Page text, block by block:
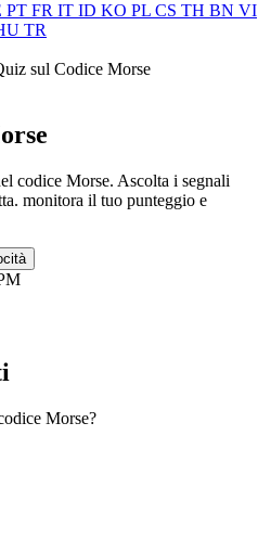
PT FR IT ID KO PL CS TH BN VI
TR
sul Codice Morse
codice Morse. Ascolta i segnali
monitora il tuo punteggio e
Morse?